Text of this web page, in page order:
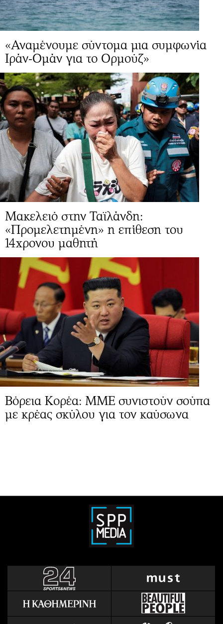
«Αναμένουμε σύντομα μια συμφωνία
Ιράν-Ομάν για το Ορμούζ»
Μακελειό στην Ταϊλάνδη:
«Προμελετημένη» η επίθεση του
14χρονου μαθητή
Βόρεια Κορέα: ΜΜΕ συνιστούν σούπα
με κρέας σκύλου για τον καύσωνα